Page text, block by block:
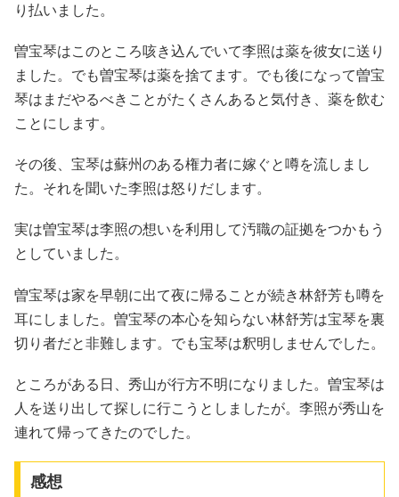
り払いました。
曽宝琴はこのところ咳き込んでいて李照は薬を彼女に送り
ました。でも曽宝琴は薬を捨てます。でも後になって曽宝
琴はまだやるべきことがたくさんあると気付き、薬を飲む
ことにします。
その後、宝琴は蘇州のある権力者に嫁ぐと噂を流しまし
た。それを聞いた李照は怒りだします。
実は曽宝琴は李照の想いを利用して汚職の証拠をつかもう
としていました。
曽宝琴は家を早朝に出て夜に帰ることが続き林舒芳も噂を
耳にしました。曽宝琴の本心を知らない林舒芳は宝琴を裏
切り者だと非難します。でも宝琴は釈明しませんでした。
ところがある日、秀山が行方不明になりました。曽宝琴は
人を送り出して探しに行こうとしましたが。李照が秀山を
連れて帰ってきたのでした。
感想